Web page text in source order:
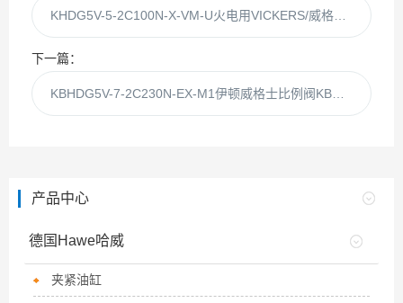
下一篇：
产品中心
德国Hawe哈威
夹紧油缸